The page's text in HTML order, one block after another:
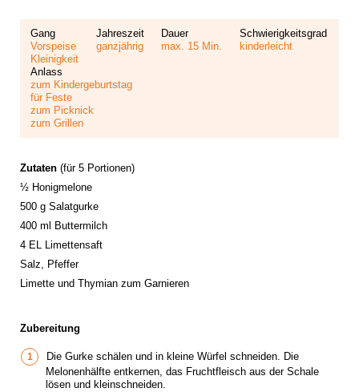
Gang
Vorspeise
Kleinigkeit
Jahreszeit
ganzjährig
Dauer
max. 15 Min.
Schwierigkeitsgrad
kinderleicht
Anlass
zum Kindergeburtstag
für Feste
zum Picknick
zum Grillen
Zutaten (für 5 Portionen)
½ Honigmelone
500 g Salatgurke
400 ml Buttermilch
4 EL Limettensaft
Salz, Pfeffer
Limette und Thymian zum Garnieren
Zubereitung
Die Gurke schälen und in kleine Würfel schneiden. Die
Melonenhälfte entkernen, das Fruchtfleisch aus der Schale
lösen und kleinschneiden.